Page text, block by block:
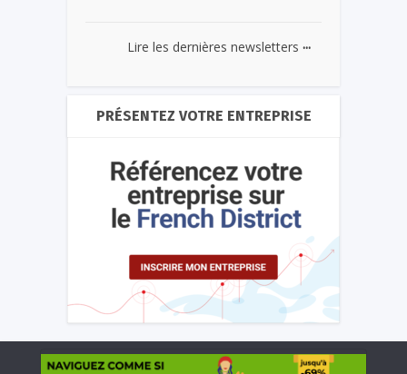
Lire les dernières newsletters ...
PRÉSENTEZ VOTRE ENTREPRISE